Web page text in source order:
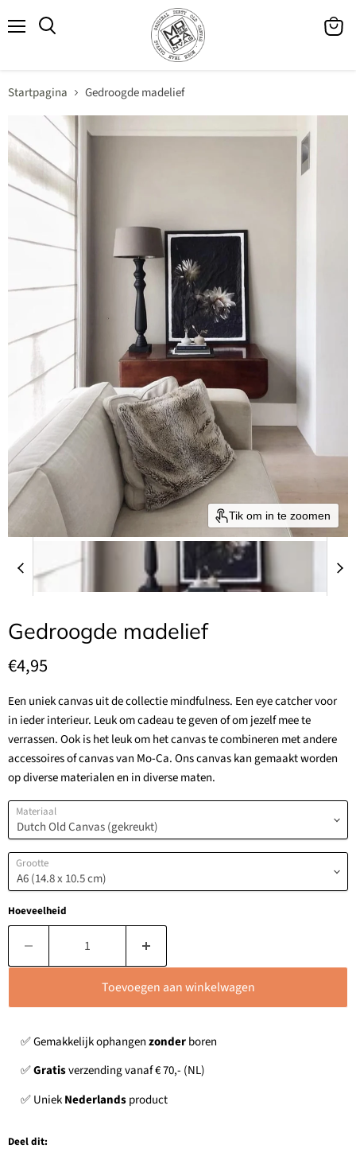
Startpagina Gedroogde madelief
Tik om in te zoomen
Gedroogde madelief
Huidige prijs
€4,95
Een uniek canvas uit de collectie mindfulness. Een eye catcher voor
in ieder interieur. Leuk om cadeau te geven of om jezelf mee te
verrassen. Ook is het leuk om het canvas te combineren met andere
accessoires of canvas van Mo-Ca. Ons canvas kan gemaakt worden
op diverse materialen en in diverse maten.
Materiaal
Grootte
Hoeveelheid
Toevoegen aan winkelwagen
✅ Gemakkelijk ophangenzonderboren
✅Gratisverzending vanaf € 70,- (NL)
✅ UniekNederlandsproduct
Deel dit: